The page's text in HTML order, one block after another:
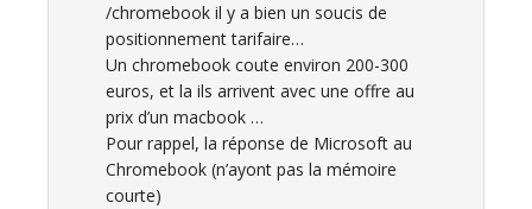
/chromebook il y a bien un soucis de
positionnement tarifaire…
Un chromebook coute environ 200-300
euros, et la ils arrivent avec une offre au
prix d’un macbook …
Pour rappel, la réponse de Microsoft au
Chromebook (n’ayont pas la mémoire
courte)